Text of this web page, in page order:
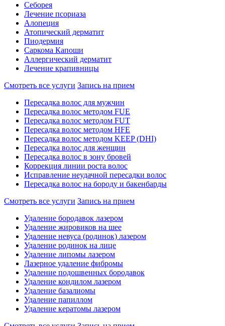
Себорея
Лечение псориаза
Алопеция
Атопический дерматит
Пиодермия
Саркома Капоши
Аллергический дерматит
Лечение крапивницы
Смотреть все услуги Запись на прием
Пересадка волос для мужчин
Пересадка волос методом FUE
Пересадка волос методом FUT
Пересадка волос методом HFE
Пересадка волос методом KEEP (DHI)
Пересадка волос для женщин
Пересадка волос в зону бровей
Коррекция линии роста волос
Исправление неудачной пересадки волос
Пересадка волос на бороду и бакенбарды
Смотреть все услуги Запись на прием
Удаление бородавок лазером
Удаление жировиков на шее
Удаление невуса (родинок) лазером
Удаление родинок на лице
Удаление липомы лазером
Лазерное удаление фибромы
Удаление подошвенных бородавок
Удаление кондилом лазером
Удаление базалиомы
Удаление папиллом
Удаление кератомы лазером